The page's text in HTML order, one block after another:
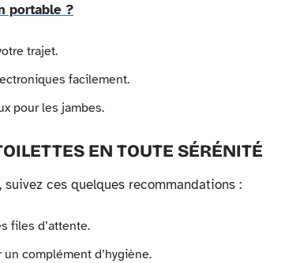
portable ?
trajet.
facilement.
pour les jambes.
EN TOUTE SÉRÉNITÉ
ces quelques recommandations :
files d’attente.
complément d’hygiène.